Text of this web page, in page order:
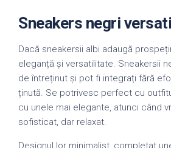
Sneakers negri
Dacă sneakersii albi adaugă
eleganță și versatilitate. Sneakersii
de întreținut și pot fi integrați fără
ținută. Se potrivesc perfect cu
cu unele mai elegante, atunci când
sofisticat, dar relaxat.
Designul lor minimalist, completat